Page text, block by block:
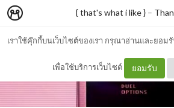
เราใช้คุ๊กกี้บนเว็บไซต์ของเรา กรุณาอ่านและยอม
เพื่อใช้บริการเว็บไซต์ ยอมรับ
{ that's what i like } –